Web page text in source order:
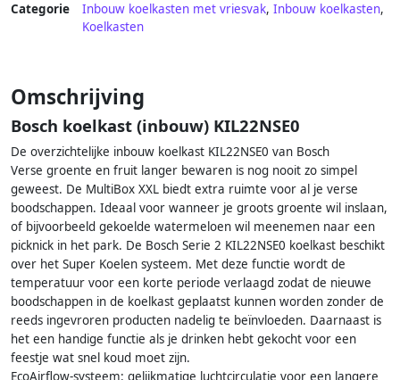
Categorie Inbouw koelkasten met vriesvak, Inbouw koelkasten,
Koelkasten
Omschrijving
Bosch koelkast (inbouw) KIL22NSE0
De overzichtelijke inbouw koelkast KIL22NSE0 van Bosch
Verse groente en fruit langer bewaren is nog nooit zo simpel
geweest. De MultiBox XXL biedt extra ruimte voor al je verse
boodschappen. Ideaal voor wanneer je groots groente wil inslaan,
of bijvoorbeeld gekoelde watermeloen wil meenemen naar een
picknick in het park. De Bosch Serie 2 KIL22NSE0 koelkast beschikt
over het Super Koelen systeem. Met deze functie wordt de
temperatuur voor een korte periode verlaagd zodat de nieuwe
boodschappen in de koelkast geplaatst kunnen worden zonder de
reeds ingevroren producten nadelig te beïnvloeden. Daarnaast is
het een handige functie als je drinken hebt gekocht voor een
feestje wat snel koud moet zijn.
EcoAirflow-systeem: gelijkmatige luchtcirculatie voor een langere